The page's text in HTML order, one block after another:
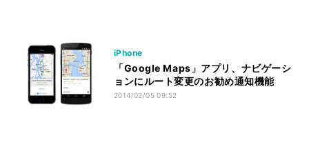
iPhone
「Google Maps」アプリ、ナビゲーシ
ョンにルート変更のお勧め通知機能
2014/02/05 09:52